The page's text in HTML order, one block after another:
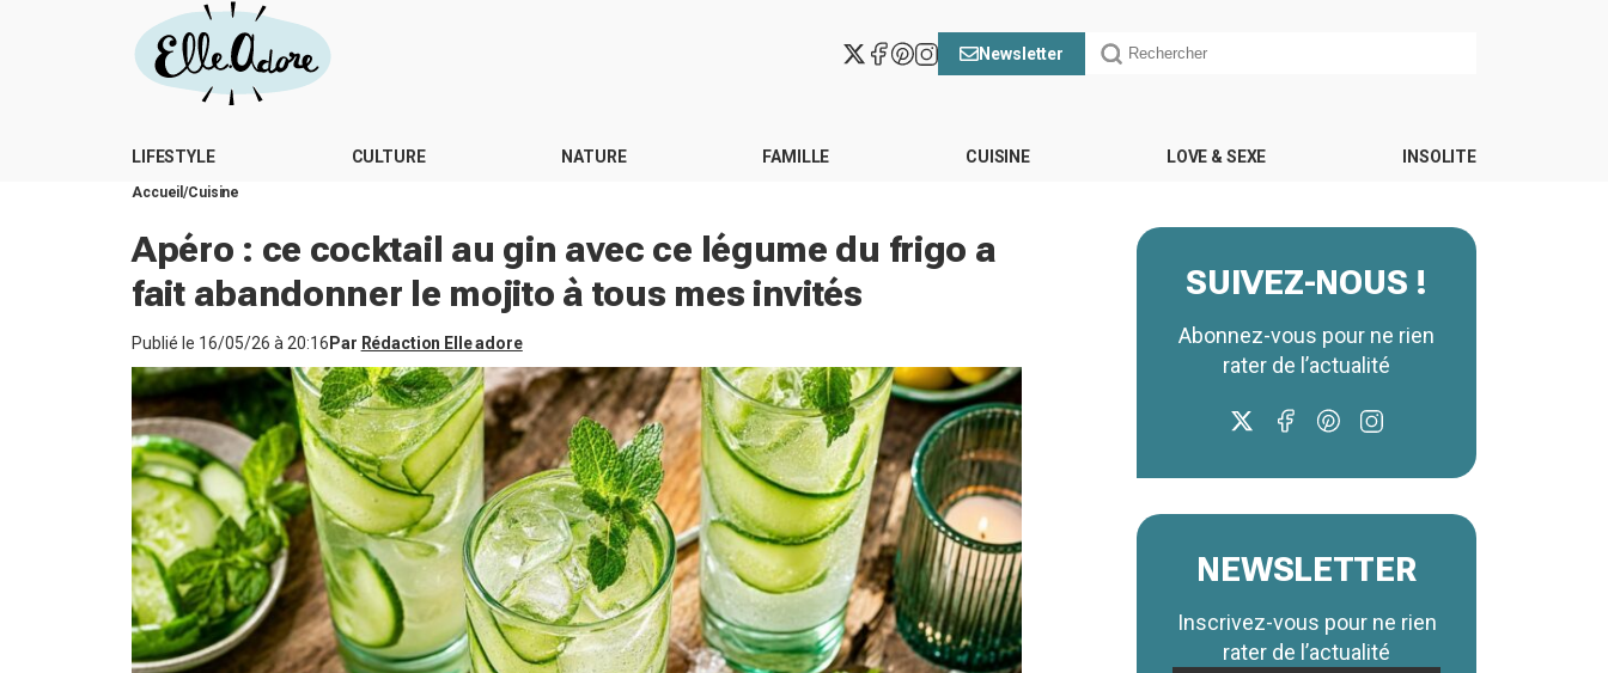
Newsletter
LIFESTYLE CULTURE NATURE FAMILLE CUISINE LOVE & SEXE INSOLITE
Accueil Cuisine
Apéro : ce cocktail au gin avec ce légume du frigo a
fait abandonner le mojito à tous mes invités
Publié le 16/05/26 à 20:16 Par Rédaction Elle adore
SUIVEZ-NOUS !
Abonnez-vous pour ne rien
rater de l’actualité
NEWSLETTER
Inscrivez-vous pour ne rien
rater de l’actualité